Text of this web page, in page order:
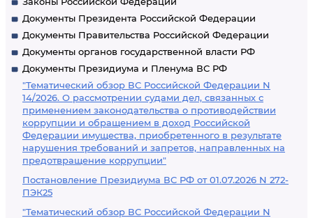
Документы Президента Российской Федерации
Документы Правительства Российской Федерации
Документы органов государственной власти РФ
Документы Президиума и Пленума ВС РФ
"Тематический обзор ВС Российской Федерации N
14/2026. О рассмотрении судами дел, связанных с
применением законодательства о противодействии
коррупции и обращением в доход Российской
Федерации имущества, приобретенного в результате
нарушения требований и запретов, направленных на
предотвращение коррупции"
Постановление Президиума ВС РФ от 01.07.2026 N 272-
ПЭК25
"Тематический обзор ВС Российской Федерации N